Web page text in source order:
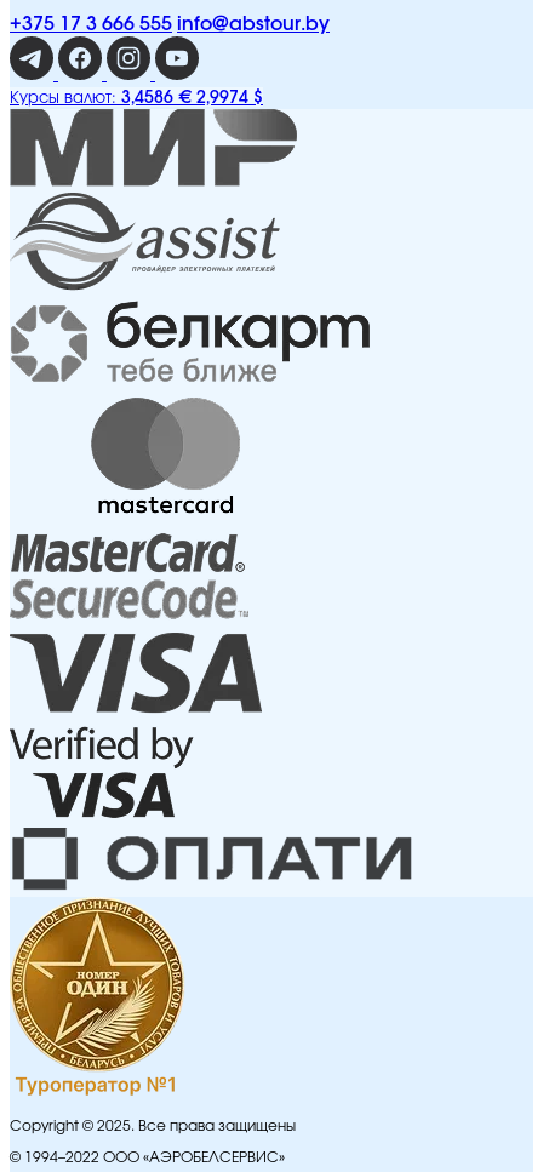
+375 17 3 666 555 info@abstour.by
Курсы валют: 3,4586 € 2,9974 $
Copyright © 2025. Все права защищены
© 1994–2022 ООО «АЭРОБЕЛСЕРВИС»